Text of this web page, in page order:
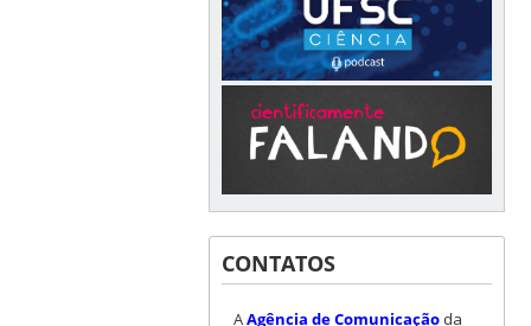
CONTATOS
AAgência de Comunicaçãoda